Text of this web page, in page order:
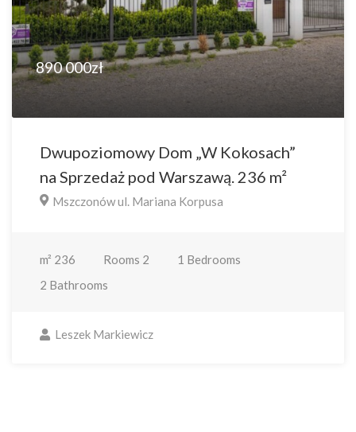
890 000zł
Dwupoziomowy Dom „W Kokosach”
na Sprzedaż pod Warszawą. 236 m²
Mszczonów ul. Mariana Korpusa
m² 236 Rooms 2 1 Bedrooms
2 Bathrooms
Leszek Markiewicz